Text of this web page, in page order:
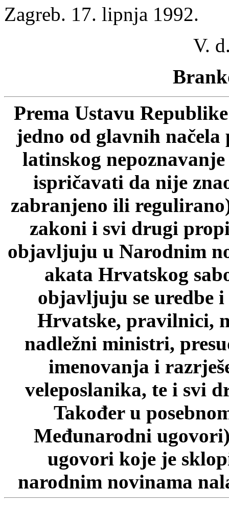
Zagreb. 17. lipnja 1992.
V.
Prema Ustavu
jedno od glavnih
latinskog
ispričavati da nije
zabranjeno ili
zakoni i svi drugi
objavljuju u Narodnim
akata Hrvatskog
objavljuju se uredbe
Hrvatske, pravilnici,
nadležni ministri,
imenovanja i
veleposlanika, te i svi
Također u
Međunarodni
ugovori koje je
narodnim novinama